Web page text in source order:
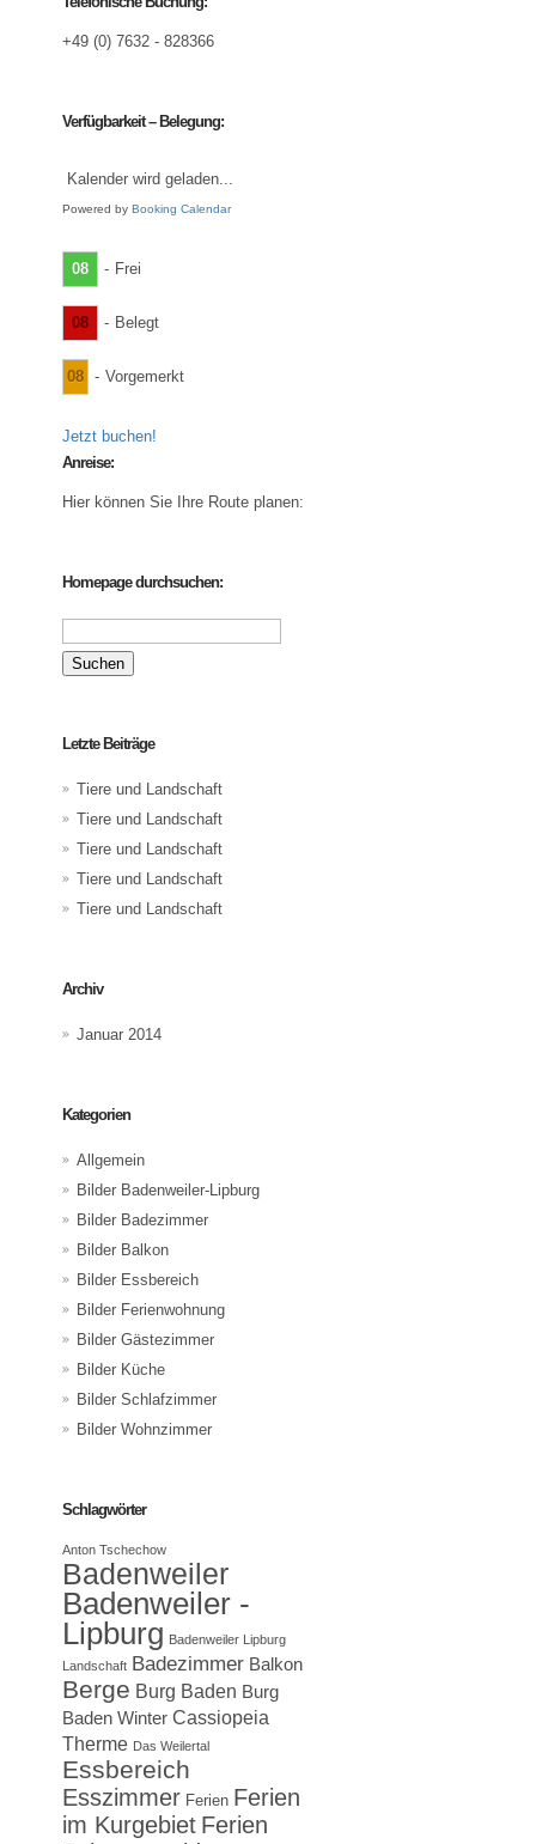
+49 (0) 7632 - 828366
Verfügbarkeit – Belegung:
Kalender wird geladen...
Powered by Booking Calendar
08 - Frei
08 - Belegt
08 - Vorgemerkt
Jetzt buchen!
Anreise:
Hier können Sie Ihre Route planen:
Homepage durchsuchen:
Suchen
nach:
Letzte Beiträge
Tiere und Landschaft
Tiere und Landschaft
Tiere und Landschaft
Tiere und Landschaft
Tiere und Landschaft
Archiv
Januar 2014
Kategorien
Allgemein
Bilder Badenweiler-Lipburg
Bilder Badezimmer
Bilder Balkon
Bilder Essbereich
Bilder Ferienwohnung
Bilder Gästezimmer
Bilder Küche
Bilder Schlafzimmer
Bilder Wohnzimmer
Schlagwörter
Anton Tschechow
Badenweiler
Badenweiler -
Lipburg Badenweiler Lipburg
Landschaft Badezimmer Balkon
Berge Burg Baden Burg
Baden Winter Cassiopeia
Therme Das Weilertal
Essbereich
Esszimmer Ferien Ferien
im Kurgebiet Ferien